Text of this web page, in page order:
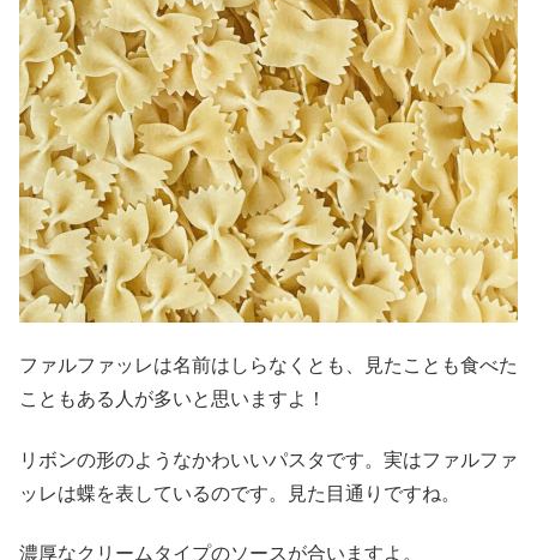
ファルファッレは名前はしらなくとも、見たことも食べた
こともある人が多いと思いますよ！
リボンの形のようなかわいいパスタです。実はファルファ
ッレは蝶を表しているのです。見た目通りですね。
濃厚なクリームタイプのソースが合いますよ。